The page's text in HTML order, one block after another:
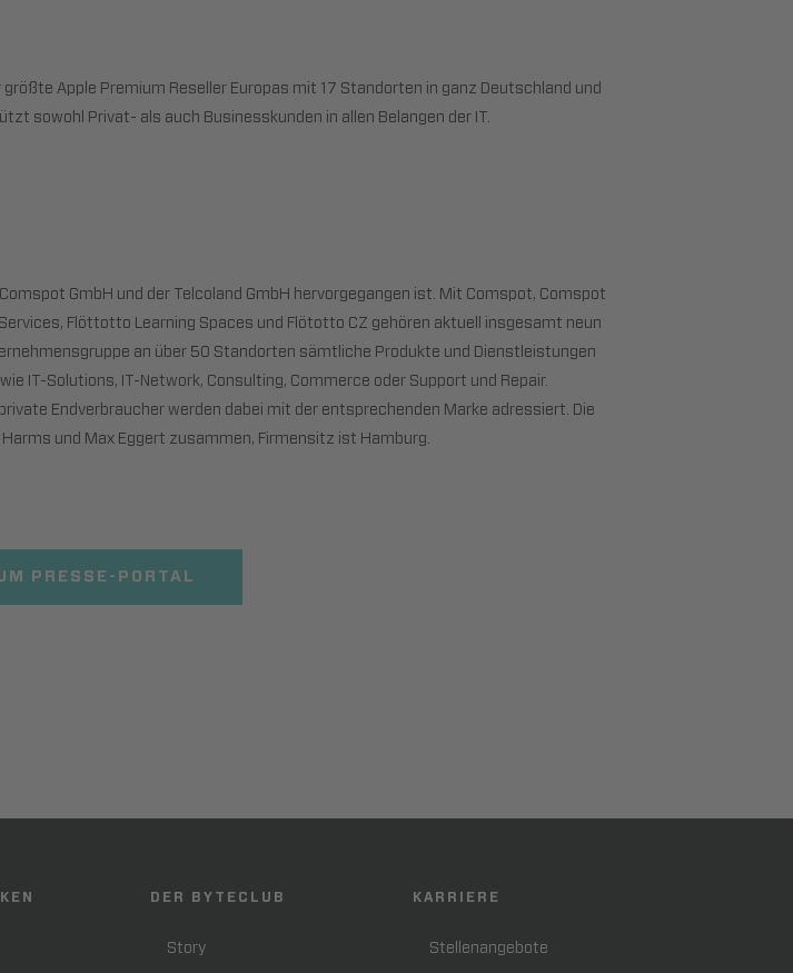
Apple Premium Reseller Europas mit 17 Standorten in ganz Deutschland und
sowohl Privat- als auch Businesskunden in allen Belangen der IT.
GmbH und der Telcoland GmbH hervorgegangen ist. Mit Comspot, Comspot
Flöttotto Learning Spaces und Flötotto CZ gehören aktuell insgesamt neun
an über 50 Standorten sämtliche Produkte und Dienstleistungen
IT-Solutions, IT-Network, Consulting, Commerce oder Support und Repair.
Endverbraucher werden dabei mit der entsprechenden Marke adressiert. Die
und Max Eggert zusammen, Firmensitz ist Hamburg.
PRESSE-PORTAL
DER BYTECLUB
Story
KARRIERE
Stellenangebote